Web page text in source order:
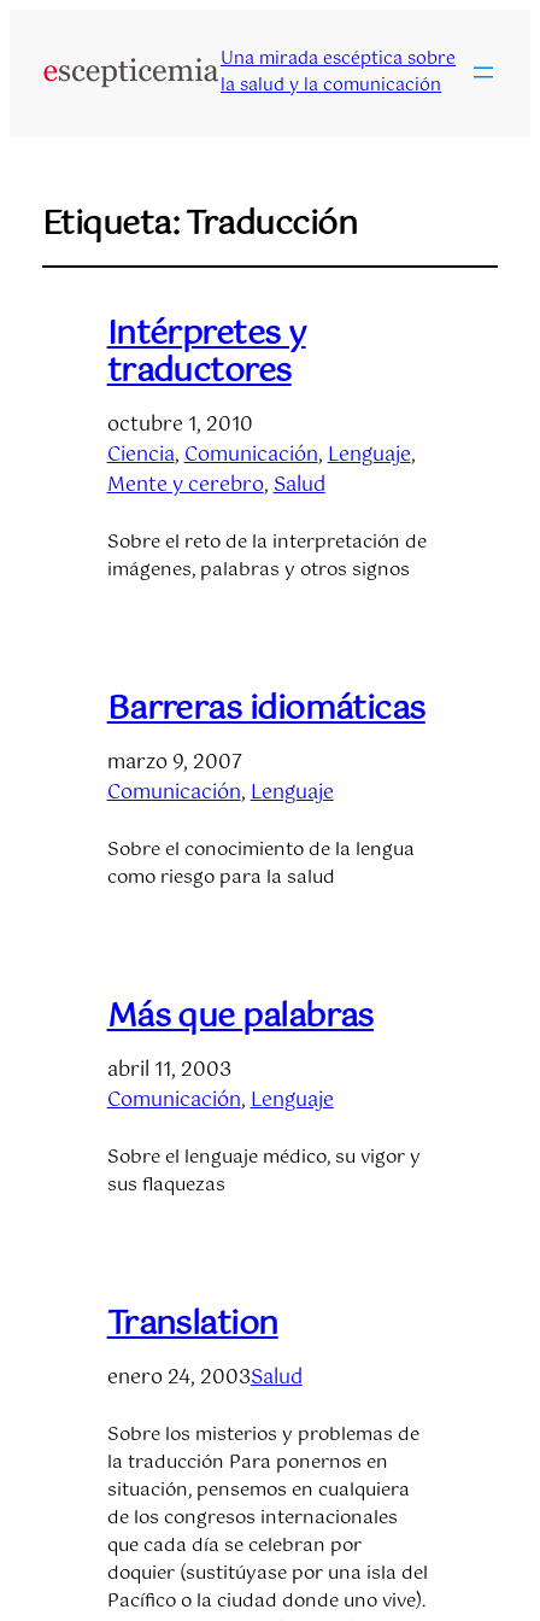
Una mirada escéptica sobre
la salud y la comunicación
Etiqueta:Traducción
Intérpretes y
traductores
octubre 1, 2010
Ciencia, Comunicación, Lenguaje
Mente y cerebro, Salud
Sobre el reto de la interpretación de
imágenes, palabras y otros signos
Barreras idiomáticas
marzo 9, 2007
Comunicación, Lenguaje
Sobre el conocimiento de la lengua
como riesgo para la salud
Más que palabras
abril 11, 2003
Comunicación, Lenguaje
Sobre el lenguaje médico, su vigor y
sus flaquezas
Translation
enero 24, 2003Salud
Sobre los misterios y problemas de
la traducción Para ponernos en
situación, pensemos en cualquiera
de los congresos internacionales
que cada día se celebran por
doquier (sustitúyase por una isla del
Pacífico o la ciudad donde uno vive).